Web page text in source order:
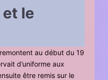
et le
au début du 19
d’uniforme aux
être remis sur le